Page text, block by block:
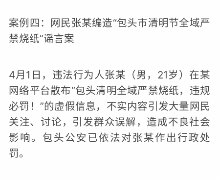
案例四：网民张某编造“包头市清明节全域严
禁烧纸”谣言案
4月1日，违法行为人张某（男，21岁）在某
网络平台散布“包头清明全域严禁烧纸，违规
必罚！”的虚假信息，不实内容引发大量网民
关注、讨论，引发群众误解，造成不良社会
影响。包头公安已依法对张某作出行政处
罚。